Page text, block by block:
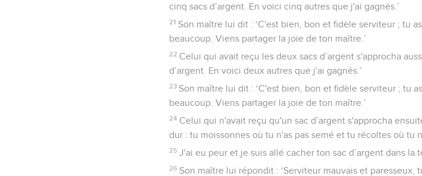
cinq sacs d’argent. En voici cinq autres que j'ai gagnés.’
21 Son maître lui dit : ‘C'est bien, bon et fidèle serviteur ; tu
beaucoup. Viens partager la joie de ton maître.’
22 Celui qui avait reçu les deux sacs d’argent s'approcha
d’argent. En voici deux autres que j'ai gagnés.’
23 Son maître lui dit : ‘C'est bien, bon et fidèle serviteur ; tu
beaucoup. Viens partager la joie de ton maître.’
24 Celui qui n'avait reçu qu'un sac d’argent s'approcha
dur : tu moissonnes où tu n'as pas semé et tu récoltes où tu
25 J'ai eu peur et je suis allé cacher ton sac d’argent dans la
26 Son maître lui répondit : ‘Serviteur mauvais et